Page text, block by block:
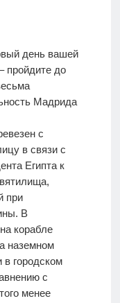
день вашей
пройдите до
Мадрида
с
в связи с
Египта к
при
В
корабле
наземном
городском
с
менее